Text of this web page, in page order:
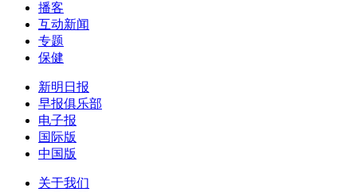
播客
互动新闻
专题
保健
新明日报
早报俱乐部
电子报
国际版
中国版
关于我们